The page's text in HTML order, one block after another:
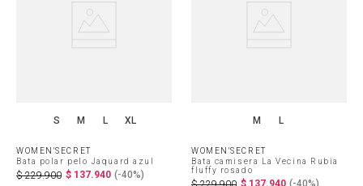
S M L XL
WOMEN'SECRET
Bata polar pelo Jaquard azul
$ 229.900 $ 137.940 (-40%)
M L
WOMEN'SECRET
Bata camisera La Vecina Rubia
fluffy rosado
$ 137.940 (-40%)